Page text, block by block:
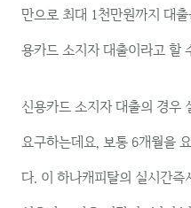
만으로 최대 1천만원까지 대
용카드 소지자 대출이라고 할
신용카드 소지자 대출의 경우
요구하는데요, 보통 6개월을
다. 이 하나캐피탈의 실시간